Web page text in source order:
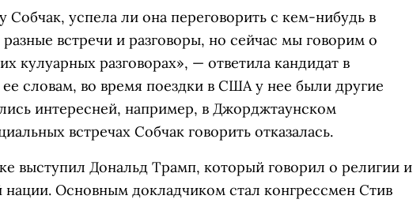
успела ли она переговорить с кем-нибудь в
встречи и разговоры, но сейчас мы говорим о
кулуарных разговорах», — ответила кандидат в
словам, во время поездки в США у нее были другие
интересней, например, в Джорджтаунском
встречах Собчак говорить отказалась.
выступил Дональд Трамп, который говорил о религии и
нации. Основным докладчиком стал конгрессмен Стив